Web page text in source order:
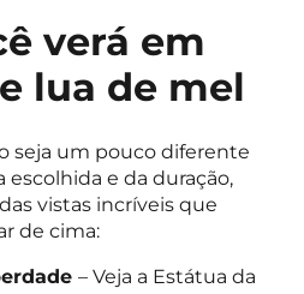
verá em
lua de mel
seja um pouco diferente
e da duração,
vistas incríveis que
de cima:
– Veja a Estátua da